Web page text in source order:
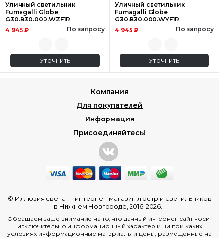
Уличный светильник
Fumagalli Globe
G30.B30.000.WZF1R
4 945 ₽
По запросу
Уточнить
Уличный светильник
Fumagalli Globe
G30.B30.000.WYF1R
4 945 ₽
По запросу
Уточнить
Компания
Для покупателей
Информация
Присоединяйтесь!
© Иллюзия света — интернет-магазин люстр и светильников
в Нижнем Новгороде , 2016-2026.
Обращаем ваше внимание на то, что данный интернет-сайт носит
исключительно информационный характер и ни при каких
условиях информационные материалы и цены, размещенные на